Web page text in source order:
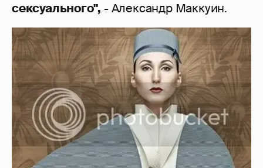
сексуального", - Александр Маккуин.